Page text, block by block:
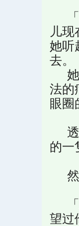
「
儿
她听
去。
她
法的
眼圈
透
的一
然
「
望过